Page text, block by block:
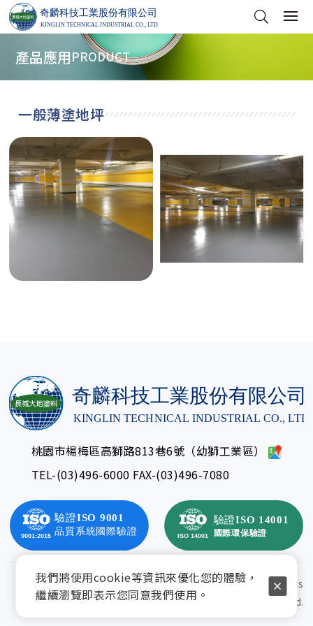
產品應用PRODUCT
一般薄塗地坪
桃園市楊梅區高獅路813巷6號（幼獅工業區）
TEL-(03)496-6000 FAX-(03)496-7080
© Copyright 2025 奇麟科技工業股份有限公司 All rights
reserved.
我們將使用cookie等資訊來優化您的體驗，
繼續瀏覽即表示您同意我們使用。